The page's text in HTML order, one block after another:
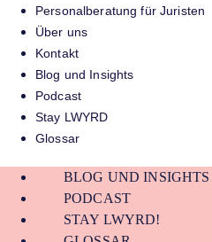
Personalberatung für Juristen
Über uns
Kontakt
Blog und Insights
Podcast
Stay LWYRD
Glossar
BLOG UND INSIGHTS
PODCAST
STAY LWYRD!